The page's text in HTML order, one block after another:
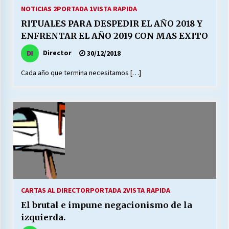
MUNICIPALIDAD, TRABAJADORES, CLIMA
LABORAL:
13/07/2026
Escuela hospitalaria El Carmen de Maipu.
16/06/2026
NOTICIAS 2PORTADA 1VISTA RAPIDA
RITUALES PARA DESPEDIR EL AÑO 2018 Y
ENFRENTAR EL AÑO 2019 CON MAS EXITO
Director 30/12/2018
Cada año que termina necesitamos […]
CARTAS AL DIRECTORPORTADA 2VISTA RAPIDA
El brutal e impune negacionismo de la
izquierda.